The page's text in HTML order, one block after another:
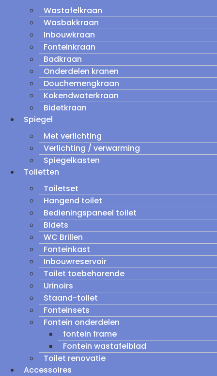
Wastafelkraan
Wasbakkraan
Inbouwkraan
Fonteinkraan
Badkraan
Onderdelen kranen
Douchemengkraan
Kokendwaterkraan
Bidetkraan
Spiegel
Met verlichting
Verlichting / verwarming
Spiegelkasten
Toiletten
Toiletset
Hangend toilet
Bedieningspaneel toilet
Bidets
WC Brillen
Fonteinkast
Inbouwreservoir
Toilet toebehorende
Urinoirs
Staand-toilet
Fonteinsets
Fontein onderdelen
fontein frame
Fontein wastafelblad
Toilet renovatie
Accessoires